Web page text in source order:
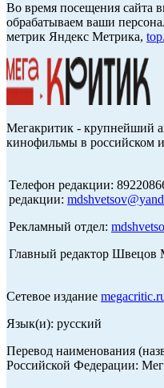
Во время посещения сайта
обрабатываем ваши
метрик Яндекс Метрика,
Мегакритик - крупнейший
кинофильмы в российском
Телефон редакции:
редакции:
Рекламный отдел:
Главный редактор
Сетевое издание
Язык(и): русский
Перевод наименования
Российской Федерации: